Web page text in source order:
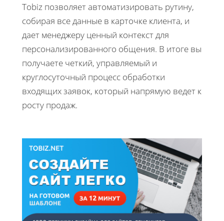
Tobiz позволяет автоматизировать рутину,
собирая все данные в карточке клиента, и
дает менеджеру ценный контекст для
персонализированного общения. В итоге вы
получаете четкий, управляемый и
круглосуточный процесс обработки
входящих заявок, который напрямую ведет к
росту продаж.